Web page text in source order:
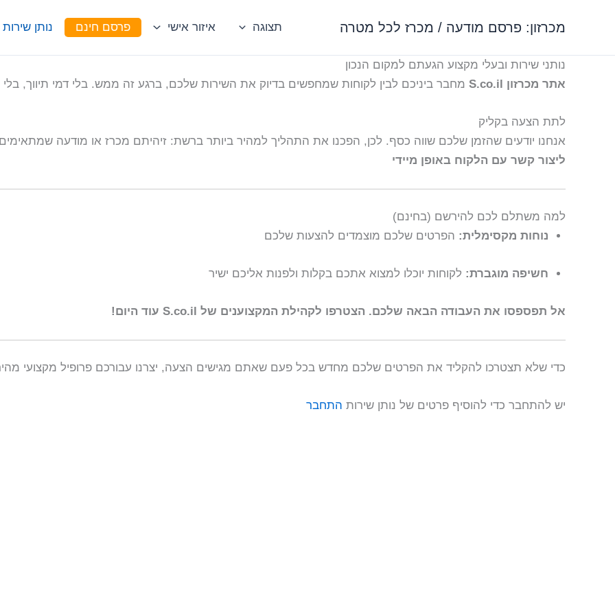
מכרזון: פרסם מודעה / מכרז לכל מטרה תצוגה איזור אישי פרסם חינם נותן שירות
נותני שירות ובעלי מקצוע הגעתם למקום הנכון
אתר מכרזון S.co.il
מחבר ביניכם לבין לקוחות שמחפשים בדיוק את השירות שלכם, ברגע זה ממש. בלי דמי תיווך,
לתת הצעה בקליק
אנחנו יודעים שהזמן שלכם שווה כסף. לכן, הפכנו את התהליך למהיר ביותר ברשת: זיהיתם מכרז או מודעה
ליצור קשר עם הלקוח באופן מיידי
למה משתלם לכם להירשם (בחינם)
נוחות מקסימלית: הפרטים שלכם מוצמדים להצעות שלכם
חשיפה מוגברת: לקוחות יוכלו למצוא אתכם בקלות ולפנות אליכם ישיר
אל תפספסו את העבודה הבאה שלכם. הצטרפו לקהילת המקצוענים של S.co.il עוד היום!
כדי שלא תצטרכו להקליד את הפרטים שלכם מחדש בכל פעם שאתם מגישים הצעה, יצרנו עבורכם פרופיל מקצועי
יש להתחבר כדי להוסיף פרטים של נותן שירות התחבר